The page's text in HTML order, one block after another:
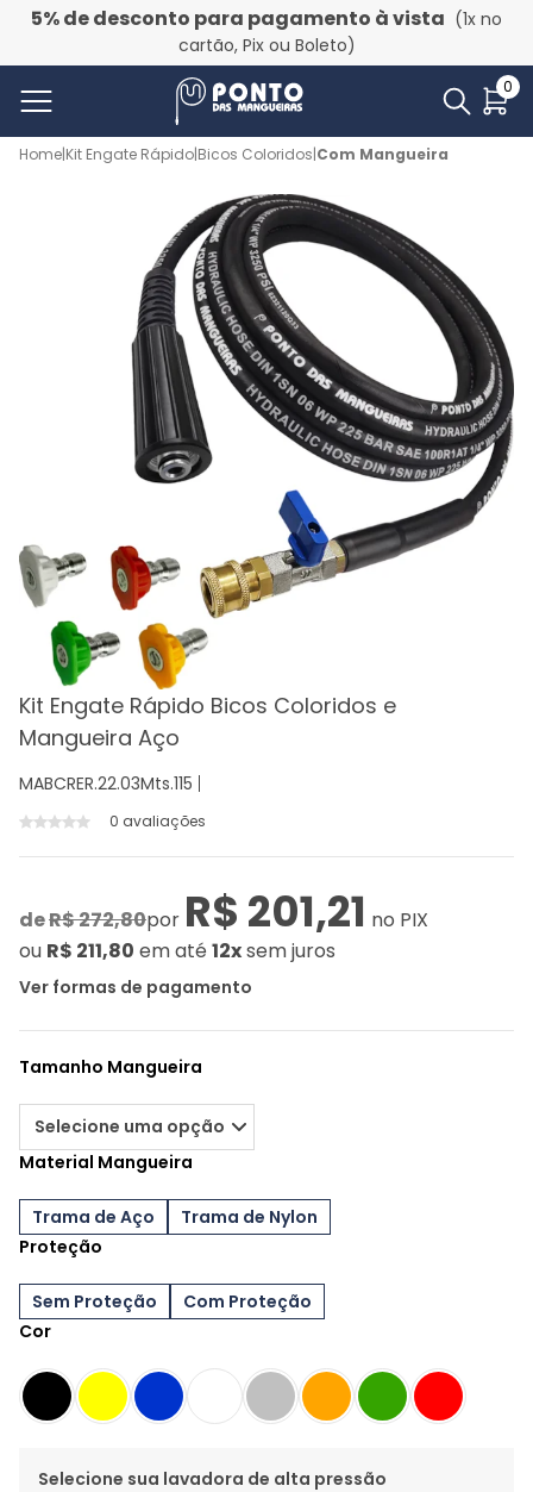
5% de desconto para pagamento à vista (1x no
cartão, Pix ou Boleto)
0
Home|Kit Engate Rápido|Bicos Coloridos|Com Mangueira
Kit Engate Rápido Bicos Coloridos e
Mangueira Aço
MABCRER.22.03Mts.115
0 avaliações
deR$ 272,80por R$ 201,21 no PIX
ou R$ 211,80 em até 12xsem juros
Ver formas de pagamento
Tamanho Mangueira
Material Mangueira
Trama de Aço
Trama de Nylon
Proteção
Sem Proteção
Com Proteção
Cor
Selecione sua lavadora de alta pressão